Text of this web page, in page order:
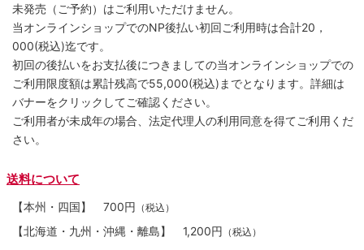
未発売（ご予約）はご利用いただけません。
当オンラインショップでのNP後払い初回ご利用時は合計20，
000(税込)迄です。
初回の後払いをお支払後につきましての当オンラインショップでの
ご利用限度額は累計残高で55,000(税込)までとなります。詳細は
バナーをクリックしてご確認ください。
ご利用者が未成年の場合、法定代理人の利用同意を得てご利用くだ
さい。
送料について
【本州・四国】 700円 （税込）
【北海道・九州・沖縄・離島】 1,200円 （税込）